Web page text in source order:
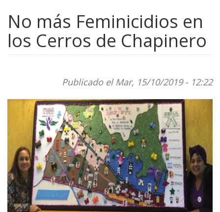
No más Feminicidios en
los Cerros de Chapinero
Publicado el Mar, 15/10/2019 - 12:22